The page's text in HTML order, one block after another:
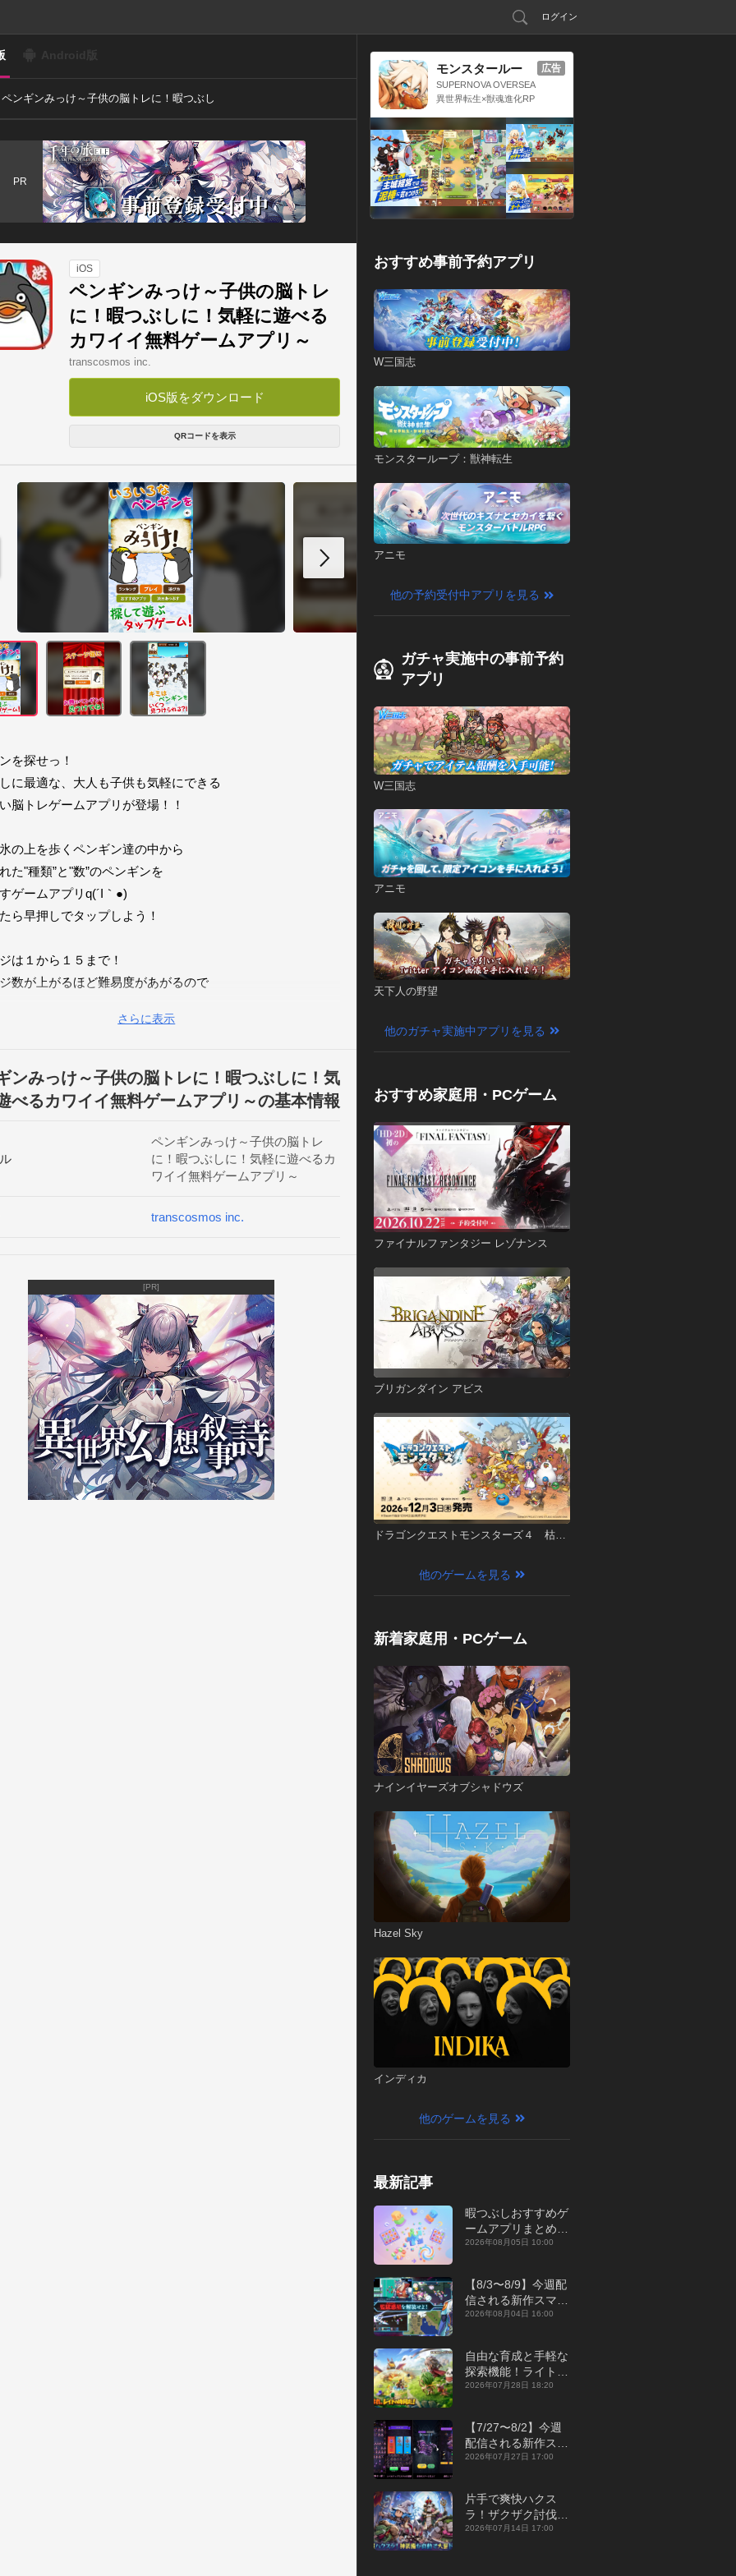
ログイン
ペンギンみっけ～子供の脳トレに！暇つぶし
PR
iOS
ペンギンみっけ～子供の脳トレ
に！暇つぶしに！気軽に遊べる
カワイイ無料ゲームアプリ～
transcosmos inc.
iOS版をダウンロード
QRコードを表示
を探せっ！
に最適な、大人も子供も気軽にできる
脳トレゲームアプリが登場！！
の上を歩くペンギン達の中から
た"種類”と"数”のペンギンを
ゲームアプリq(´I｀●)
ら早押しでタップしよう！
は１から１５まで！
数が上がるほど難易度があがるので
ど、色んな種類のペンギンが登場するよ。
の種類や特徴を知ることもできるので
は１０秒間。
に瞬時に見つけて早押ししてね。
ペンギンの説明が出るのでよく読んでね。
以内に左上に書かれた数のお題の
ンを見つけ出してタップ！
して高ポイントを獲得しよう。
っぷす■
っぷすはトランスコスモス株式会社が
るアプリサービスです
さらに表示
ンみっけ～子供の脳トレに！暇つぶしに！気
べるカワイイ無料ゲームアプリ～の基本情報
ペンギンみっけ～子供の脳トレ
に！暇つぶしに！気軽に遊べるカ
ワイイ無料ゲームアプリ～
transcosmos inc.
[PR]
モンスタールー
プ：獣神転生
SUPERNOVA OVERSEA
S LIMITED
異世界転生×獣魂進化RP
広告
おすすめ事前予約アプリ
W三国志
モンスターループ：獣神転生
アニモ
他の予約受付中アプリを見る
ガチャ実施中の事前予約
アプリ
W三国志
アニモ
天下人の野望
他のガチャ実施中アプリを見る
おすすめ家庭用・PCゲーム
ファイナルファンタジー レゾナンス
ブリガンダイン アビス
ドラゴンクエストモンスターズ４ 枯れ
他のゲームを見る
新着家庭用・PCゲーム
ナインイヤーズオブシャドウズ
Hazel Sky
インディカ
他のゲームを見る
最新記事
暇つぶしおすすめゲ
ームアプリまとめ｜
オフライン対応あり
2026年08月05日 10:00
【8/3〜8/9】今週配
信される新作スマホ
ゲームをまとめてお
2026年08月04日 16:00
自由な育成と手軽な
探索機能！ライトカ
ジュアルMMORPG
P】
2026年07月28日 18:20
【7/27〜8/2】今週
配信される新作スマ
ホゲームをまとめて
2026年07月27日 17:00
片手で爽快ハクス
ラ！ザクザク討伐し
て神装備を集める放
2026年07月14日 17:00